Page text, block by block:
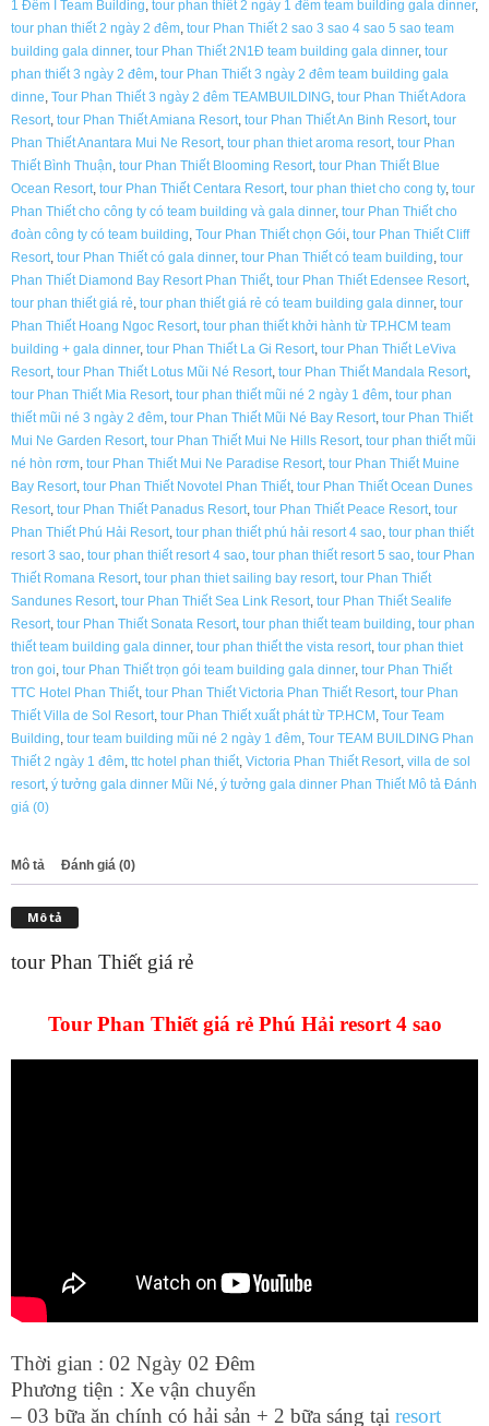
1 Đêm I Team Building, tour phan thiết 2 ngày 1 đêm team building gala dinner,
tour phan thiết 2 ngày 2 đêm, tour Phan Thiết 2 sao 3 sao 4 sao 5 sao team
building gala dinner, tour Phan Thiết 2N1Đ team building gala dinner, tour
phan thiết 3 ngày 2 đêm, tour Phan Thiết 3 ngày 2 đêm team building gala
dinne, Tour Phan Thiết 3 ngày 2 đêm TEAMBUILDING, tour Phan Thiết Adora
Resort, tour Phan Thiết Amiana Resort, tour Phan Thiết An Binh Resort, tour
Phan Thiết Anantara Mui Ne Resort, tour phan thiet aroma resort, tour Phan
Thiết Bình Thuận, tour Phan Thiết Blooming Resort, tour Phan Thiết Blue
Ocean Resort, tour Phan Thiết Centara Resort, tour phan thiet cho cong ty, tour
Phan Thiết cho công ty có team building và gala dinner, tour Phan Thiết cho
đoàn công ty có team building, Tour Phan Thiết chọn Gói, tour Phan Thiết Cliff
Resort, tour Phan Thiết có gala dinner, tour Phan Thiết có team building, tour
Phan Thiết Diamond Bay Resort Phan Thiết, tour Phan Thiết Edensee Resort,
tour phan thiết giá rẻ, tour phan thiết giá rẻ có team building gala dinner, tour
Phan Thiết Hoang Ngoc Resort, tour phan thiết khởi hành từ TP.HCM team
building + gala dinner, tour Phan Thiết La Gi Resort, tour Phan Thiết LeViva
Resort, tour Phan Thiết Lotus Mũi Né Resort, tour Phan Thiết Mandala Resort,
tour Phan Thiết Mia Resort, tour phan thiết mũi né 2 ngày 1 đêm, tour phan
thiết mũi né 3 ngày 2 đêm, tour Phan Thiết Mũi Né Bay Resort, tour Phan Thiết
Mui Ne Garden Resort, tour Phan Thiết Mui Ne Hills Resort, tour phan thiết mũi
né hòn rơm, tour Phan Thiết Mui Ne Paradise Resort, tour Phan Thiết Muine
Bay Resort, tour Phan Thiết Novotel Phan Thiết, tour Phan Thiết Ocean Dunes
Resort, tour Phan Thiết Panadus Resort, tour Phan Thiết Peace Resort, tour
Phan Thiết Phú Hải Resort, tour phan thiết phú hải resort 4 sao, tour phan thiết
resort 3 sao, tour phan thiết resort 4 sao, tour phan thiết resort 5 sao, tour Phan
Thiết Romana Resort, tour phan thiet sailing bay resort, tour Phan Thiết
Sandunes Resort, tour Phan Thiết Sea Link Resort, tour Phan Thiết Sealife
Resort, tour Phan Thiết Sonata Resort, tour phan thiết team building, tour phan
thiết team building gala dinner, tour phan thiết the vista resort, tour phan thiet
tron goi, tour Phan Thiết trọn gói team building gala dinner, tour Phan Thiết
TTC Hotel Phan Thiết, tour Phan Thiết Victoria Phan Thiết Resort, tour Phan
Thiết Villa de Sol Resort, tour Phan Thiết xuất phát từ TP.HCM , Tour Team
Building, tour team building mũi né 2 ngày 1 đêm, Tour TEAM BUILDING Phan
Thiết 2 ngày 1 đêm, ttc hotel phan thiết, Victoria Phan Thiết Resort, villa de sol
resort, ý tưởng gala dinner Mũi Né, ý tưởng gala dinner Phan Thiết Mô tả Đánh
giá (0)
Mô tả Đánh giá (0)
Mô tả
tour Phan Thiết giá rẻ
Tour Phan Thiết giá rẻ Phú Hải resort 4 sao
Thời gian : 02 Ngày 02 Đêm
Phương tiện : Xe vận chuyển
– 03 bữa ăn chính có hải sản + 2 bữa sáng tại resort